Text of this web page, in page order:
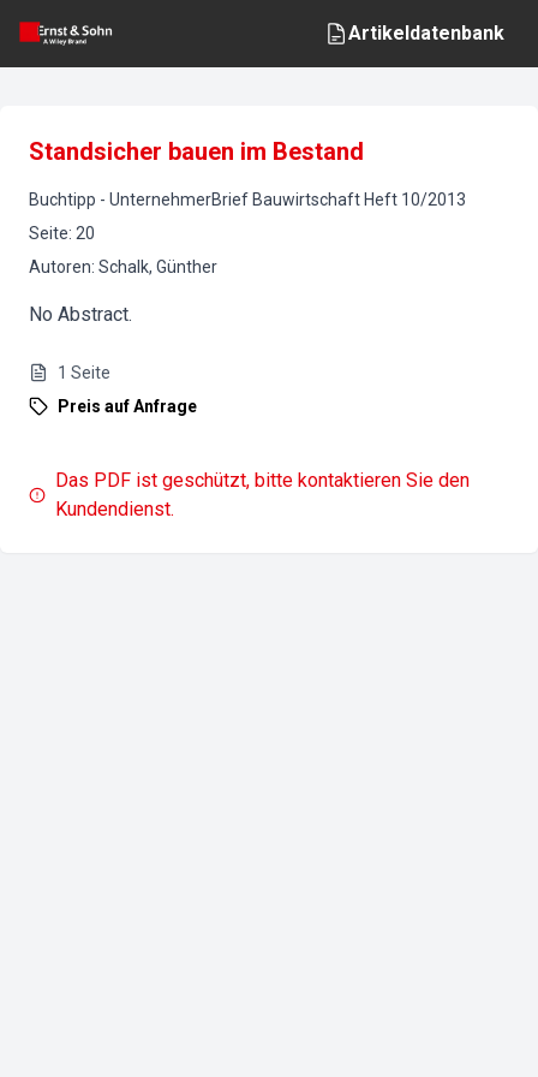
Artikeldatenbank
Standsicher bauen im Bestand
Buchtipp - UnternehmerBrief Bauwirtschaft Heft 10/2013
Seite: 20
Autoren: Schalk, Günther
No Abstract.
1 Seite
Preis auf Anfrage
Das PDF ist geschützt, bitte kontaktieren Sie den
Kundendienst.